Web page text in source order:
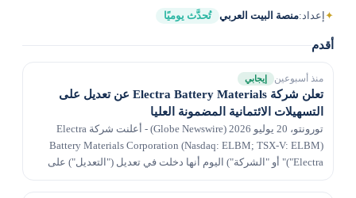
✦إعداد:منصة البيت العربي تُحدَّث يوميًا
أقدم
منذ أسبوعين إيجابي
تعلن شركة Electra Battery Materials عن تعديل على
التسهيلات الائتمانية المضمونة العليا
تورونتو، 20 يوليو 2026 (Globe Newswire) - أعلنت شركة Electra
Battery Materials Corporation (Nasdaq: ELBM; TSX-V: ELBM)
("Electra" أو "الشركة") اليوم أنها دخلت في تعديل ("التعديل") على